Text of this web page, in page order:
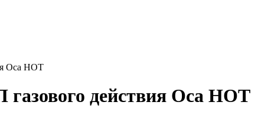
Оса НОТ
действия Оса НОТ